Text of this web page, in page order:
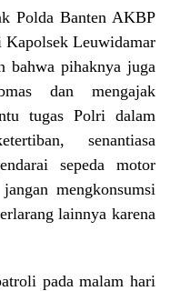
Polda Banten AKBP
Leuwidamar
bahwa pihaknya juga
dan mengajak
tugas Polri dalam
senantiasa
sepeda motor
mengkonsumsi
lainnya karena
pada malam hari